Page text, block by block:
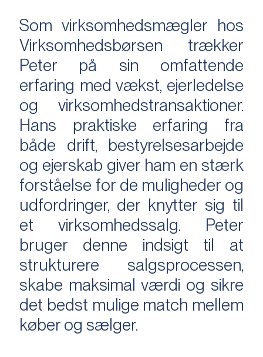
Som virksomhedsmægler hos
Virksomhedsbørsen trækker
Peter på sin omfattende
erfaring med vækst, ejerledelse
og virksomhedstransaktioner.
Hans praktiske erfaring fra
både drift, bestyrelsesarbejde
og ejerskab giver ham en stærk
forståelse for de muligheder og
udfordringer, der knytter sig til
et virksomhedssalg. Peter
bruger denne indsigt til at
strukturere salgsprocessen,
skabe maksimal værdi og sikre
det bedst mulige match mellem
køber og sælger.